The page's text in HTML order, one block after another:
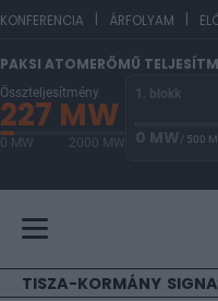
KONFERENCIA | ÁRFOLYAM |
PAKSI ATOMERŐMŰ
Összteljesítmény
227 MW
0 MW 2000 MW
1. blokk
0 MW/ 500
TISZA-KORMÁNY